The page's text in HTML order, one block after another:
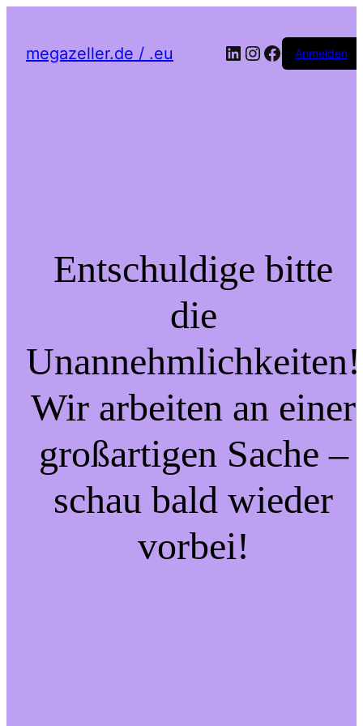
megazeller.de / .eu LinkedIn
Instagram
Facebook
Anmelden
Entschuldige bitte
die
Unannehmlichkeiten!
Wir arbeiten an einer
großartigen Sache –
schau bald wieder
vorbei!